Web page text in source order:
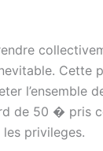
Cette
l’ensemble
50 � pris
privileges.